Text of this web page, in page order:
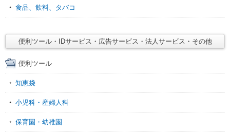
食品、飲料、タバコ
便利ツール・IDサービス・広告サービス・法人サービス・その他
便利ツール
知恵袋
小児科・産婦人科
保育園・幼稚園